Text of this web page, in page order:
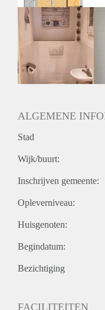
ALGEMENE
Stad
Wijk/buurt:
Inschrijven gemeente:
Opleverniveau:
Huisgenoten:
Begindatum:
Bezichtiging
FACILITEITEN